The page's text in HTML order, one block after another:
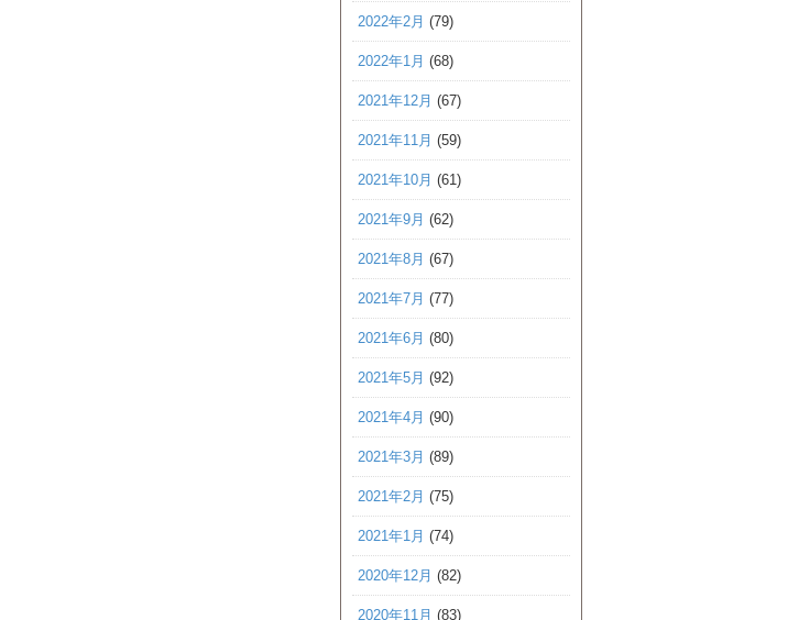
2022年2月 (79)
2022年1月 (68)
2021年12月 (67)
2021年11月 (59)
2021年10月 (61)
2021年9月 (62)
2021年8月 (67)
2021年7月 (77)
2021年6月 (80)
2021年5月 (92)
2021年4月 (90)
2021年3月 (89)
2021年2月 (75)
2021年1月 (74)
2020年12月 (82)
2020年11月 (83)